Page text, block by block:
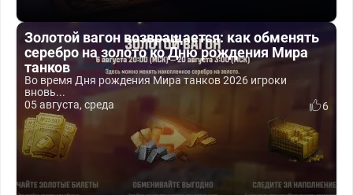
Золотой вагон возвращается: как обменять
серебро на золото ко Дню рождения Мира
танков
Во время Дня рождения Мира танков 2026 игроки
вновь...
05 августа, среда
6